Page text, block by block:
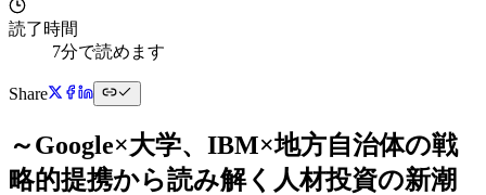
読了時間
7分で読めます
Share
～Google×大学、IBM×地方自治体の戦
略的提携から読み解く人材投資の新潮